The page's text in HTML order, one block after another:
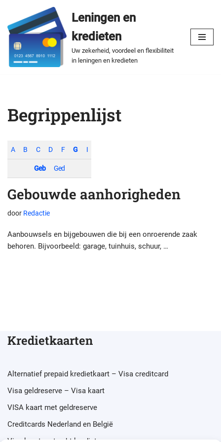
Spring
naar
de
inhoud
Leningen en
kredieten
Uw zekerheid, voordeel en flexibiliteit
in leningen en kredieten
Begrippenlijst
A B C D F G I
Geb Ged
Gebouwde aanhorigheden
door Redactie
Aanbouwsels en bijgebouwen die bij een onroerende zaak
behoren. Bijvoorbeeld: garage, tuinhuis, schuur, …
Kredietkaarten
Alternatief prepaid kredietkaart – Visa creditcard
Visa geldreserve – Visa kaart
VISA kaart met geldreserve
Creditcards Nederland en België